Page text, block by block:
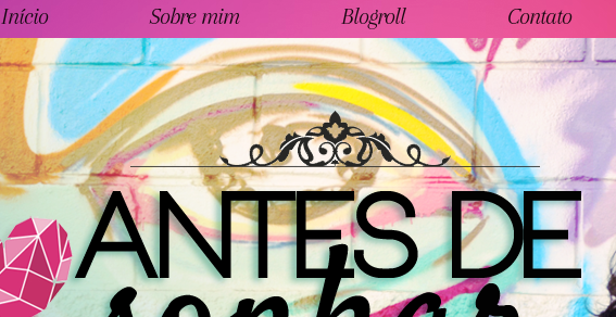
Início Sobre mim Blogroll Contato